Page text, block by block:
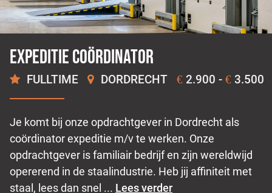
Expeditie coördinator
FULLTIME DORDRECHT € 2.900 - € 3.500
Je komt bij onze opdrachtgever in Dordrecht als
coördinator expeditie m/v te werken. Onze
opdrachtgever is familiair bedrijf en zijn wereldwijd
opererend in de staalindustrie. Heb jij affiniteit met
staal, lees dan snel ... Lees verder